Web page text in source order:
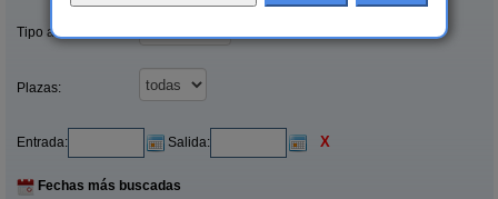
Tipo alquiler:
Plazas:
Entrada: Salida: X
Fechas más buscadas